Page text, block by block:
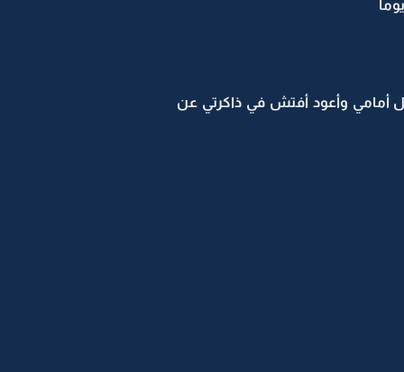
أمامي وأعود أفتش في ذاكرتي عن